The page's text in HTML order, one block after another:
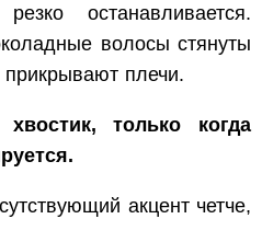
останавливается.
волосы стянуты
прикрывают плечи.
только когда
акцент четче,